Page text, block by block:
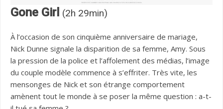
Gone Girl (2h 29min)
À l’occasion de son cinquième anniversaire de mariage,
Nick Dunne signale la disparition de sa femme, Amy. Sous
la pression de la police et l’affolement des médias, l’image
du couple modèle commence à s’effriter. Très vite, les
mensonges de Nick et son étrange comportement
amènent tout le monde à se poser la même question : a-t-